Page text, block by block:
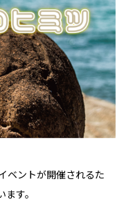
ベントが開催されるた
す。